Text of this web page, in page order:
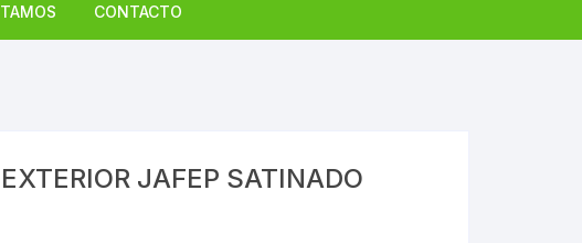
CONTACTO
JAFEP SATINADO